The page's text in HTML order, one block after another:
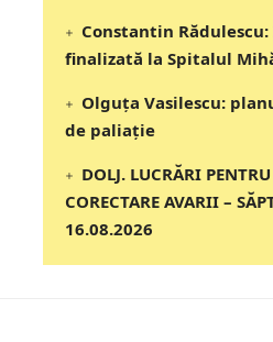
Constantin
finalizată la Spitalul
Olguța Vasilescu:
de paliație
DOLJ. LUCRĂRI
CORECTARE AVARII –
16.08.2026